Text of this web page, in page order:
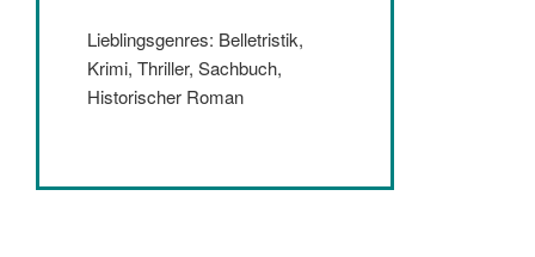
Lieblingsgenres: Belletristik,
Krimi, Thriller, Sachbuch,
Historischer Roman